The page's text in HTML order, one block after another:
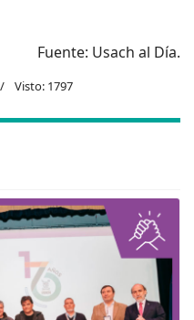
Fuente: Usach al Día.
Visto: 1797